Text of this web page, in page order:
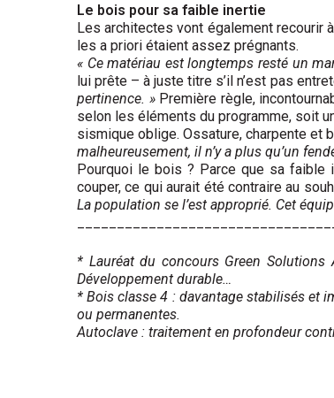
Le bois pour sa faible inertie
Les architectes vont également recourir
les a priori étaient assez prégnants.
« Ce matériau est longtemps resté un
lui prête – à juste titre s’il n’est pas
pertinence. »Première règle,
selon les éléments du programme, soit
sismique oblige. Ossature, charpente
malheureusement, il n’y a plus qu’un
Pourquoi le bois ? Parce que sa faible
couper, ce qui aurait été contraire au
La population se l’est approprié. Cet
* Lauréat du concours Green
Développement durable…
* Bois classe 4 : davantage stabilisés et
ou permanentes.
Autoclave : traitement en profondeur